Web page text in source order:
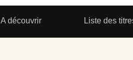
A découvrir Liste des